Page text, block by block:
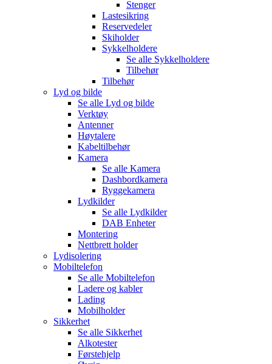
Stenger
Lastesikring
Reservedeler
Skiholder
Sykkelholdere
Se alle Sykkelholdere
Tilbehør
Tilbehør
Lyd og bilde
Se alle Lyd og bilde
Verktøy
Antenner
Høytalere
Kabeltilbehør
Kamera
Se alle Kamera
Dashbordkamera
Ryggekamera
Lydkilder
Se alle Lydkilder
DAB Enheter
Montering
Nettbrett holder
Lydisolering
Mobiltelefon
Se alle Mobiltelefon
Ladere og kabler
Lading
Mobilholder
Sikkerhet
Se alle Sikkerhet
Alkotester
Førstehjelp